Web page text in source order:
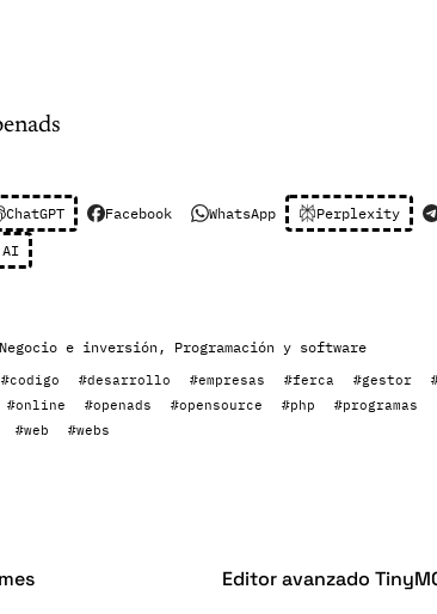
ChatGPT Facebook WhatsApp Perplexity
AI
Negocio e inversión, Programación y software
#codigo #desarrollo #empresas #ferca #gestor
#online #openads #opensource #php #programas
#web #webs
Editor avanzado